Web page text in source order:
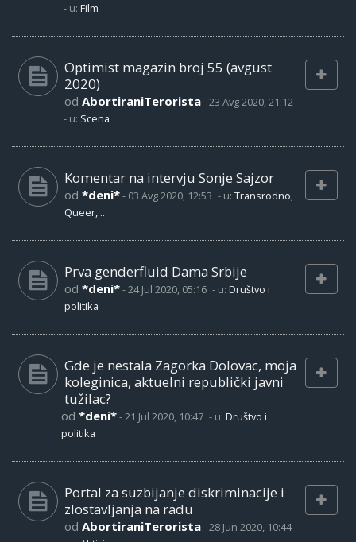
- u: Film
Optimist magazin broj 55 (avgust
2020)
od AbortiraniTerorista-23 Avg 2020, 21:12
- u: Scena
Komentar na intervju Sonje Sajzor
od *deni*- 03 Avg 2020, 12:53 - u: Transrodno,
Queer, ...
Prva genderfluid Dama Srbije
od *deni*-24 Jul 2020, 05:16 - u: Društvo i
politika
Gde je nestala Zagorka Dolovac, moja
koleginica, aktuelni republički javni
tužilac?
od *deni*-21 Jul 2020, 10:47 - u: Društvo i
politika
Portal za suzbijanje diskriminacije i
zlostavljanja na radu
od AbortiraniTerorista-28 Jun 2020, 10:44